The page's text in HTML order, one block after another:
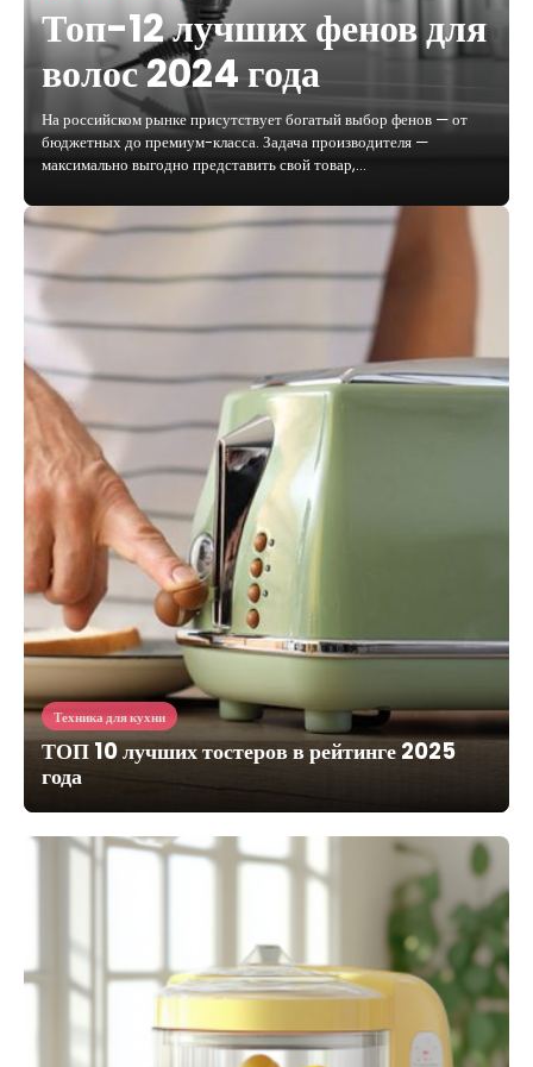
Топ-12 лучших фенов для
волос 2024 года
На российском рынке присутствует богатый выбор фенов — от
бюджетных до премиум-класса. Задача производителя —
максимально выгодно представить свой товар,…
Техника для кухни
ТОП 10 лучших тостеров в рейтинге 2025
года